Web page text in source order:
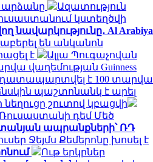
արձանը
Ազատություն
կստեղծվի
նավարկությունը․ Al Arabiya
են անկանոն
է
Ալլա Պուգաչովան
վաղեմության Guinness
դատապարտվել է 100 տարվա
պաշտոնանկ է արել
նեղուցը շուտով կբացվի
Ռուսաստանի դեմ Մեծ
ապրանքների՝ ՌԴ
Ջեյմս Քեմերոնը խոսել է
Ութ երկրներ